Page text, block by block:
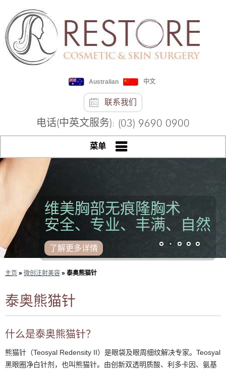
Australian 中文
联系我们
电话(中英文服务): (03) 9690 0900
菜单
了解更多详情
维美胸部无痕隆胸术
安全、专业、丰满、自然
了解更多详情
主页 » 微创注射美容 » 泰奥熊猫针
泰奥熊猫针
什么是泰奥熊猫针？
熊猫针（Teosyal Redensity II）是眼袋及眼周细纹解决专家。Teosyal
黑眼圈净白针剂，也叫熊猫针。由创新双透明质酸、利多卡因、氨基